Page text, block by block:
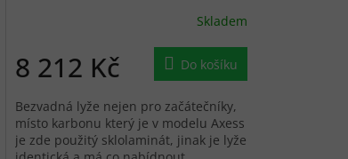
Skladem
8 212 Kč Do košíku
Bezvadná lyže nejen pro začátečníky,
místo karbonu který je v modelu Axess
je zde použitý sklolaminát, jinak je lyže